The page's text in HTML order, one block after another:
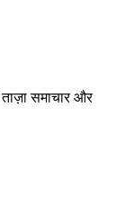
समाचार और